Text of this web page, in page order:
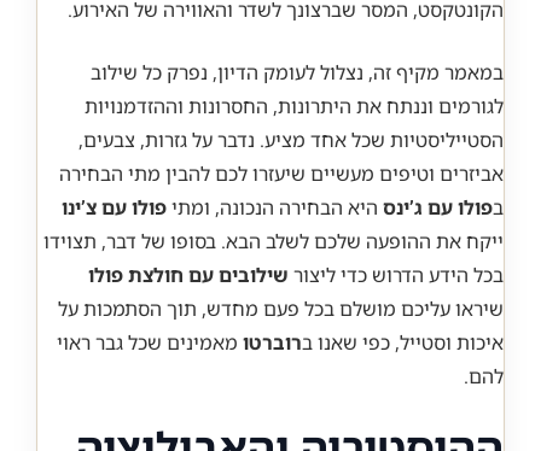
הקונטקסט, המסר שברצונך לשדר והאווירה של האירוע.
במאמר מקיף זה, נצלול לעומק הדיון, נפרק כל שילוב
לגורמים וננתח את היתרונות, החסרונות וההזדמנויות
הסטייליסטיות שכל אחד מציע. נדבר על גזרות, צבעים,
אביזרים וטיפים מעשיים שיעזרו לכם להבין מתי הבחירה
בפולו עם ג’ינס היא הבחירה הנכונה, ומתיפולו עם צ’ינו
ייקח את ההופעה שלכם לשלב הבא. בסופו של דבר, תצוידו
בכל הידע הדרוש כדי ליצור שילובים עם חולצת פולו
שיראו עליכם מושלם בכל פעם מחדש, תוך הסתמכות על
איכות וסטייל, כפי שאנו ברוברטו מאמינים שכל גבר ראוי
להם.